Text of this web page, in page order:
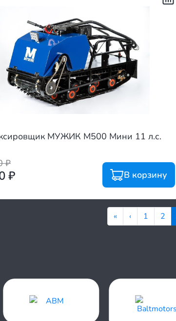
МУЖИК М500 Мини 11 л.с.
₽
₽ В корзину
« ‹ 1 2